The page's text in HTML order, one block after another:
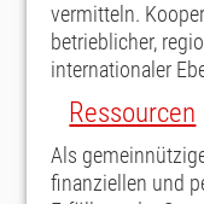
vermitteln.
betrieblicher,
internationaler
Ressourcen
Als
finanziellen und